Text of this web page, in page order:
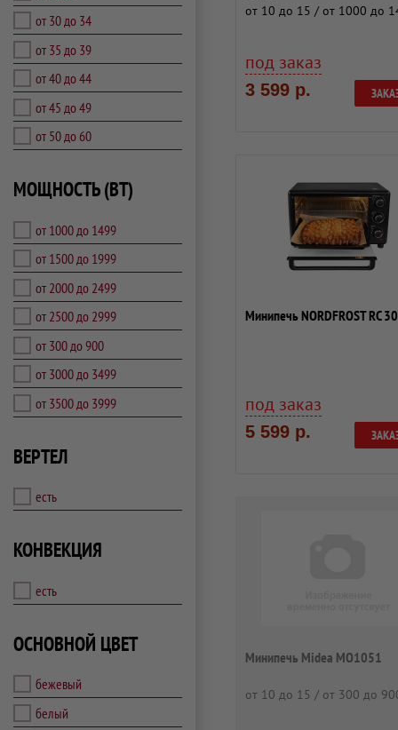
от 30 до 34
от 35 до 39
от 40 до 44
от 45 до 49
от 50 до 60
МОЩНОСТЬ (ВТ)
от 1000 до 1499
от 1500 до 1999
от 2000 до 2499
от 2500 до 2999
от 300 до 900
от 3000 до 3499
от 3500 до 3999
ВЕРТЕЛ
есть
КОНВЕКЦИЯ
есть
ОСНОВНОЙ ЦВЕТ
бежевый
белый
от 10 до 15 / от 1000 до
под заказ
3 599 р.
Минипечь NORDFROST RC
под заказ
5 599 р.
Минипечь Midea MO1051
от 10 до 15 / от 300 до